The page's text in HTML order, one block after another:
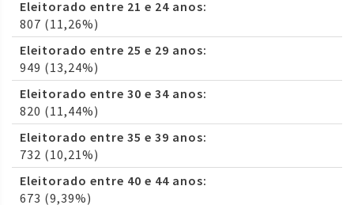
Eleitorado entre 21 e 24 anos:
807 (11,26%)
Eleitorado entre 25 e 29 anos:
949 (13,24%)
Eleitorado entre 30 e 34 anos:
820 (11,44%)
Eleitorado entre 35 e 39 anos:
732 (10,21%)
Eleitorado entre 40 e 44 anos:
673 (9,39%)